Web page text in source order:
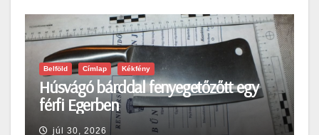
Belföld Címlap Kékfény
Húsvágó bárddal fenyegetőzőtt egy
férfi Egerben
júl 30, 2026